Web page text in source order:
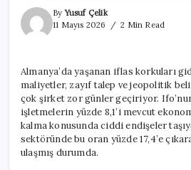
ByYusuf Çelik
11 Mayıs 2026
2 Min Read
Almanya’da yaşanan iflas korkuları
maliyetler, zayıf talep ve jeopolitik
çok şirket zor günler geçiriyor.
işletmelerin yüzde 8,1’i mevcut
kalma konusunda ciddi endişeler
sektöründe bu oran yüzde 17,4’e
ulaşmış durumda.